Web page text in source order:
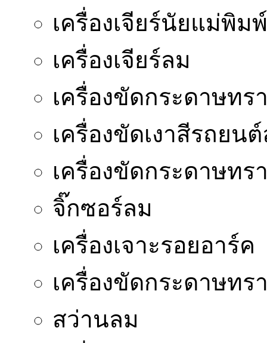
เครื่องเจียร์นัยแม่พิมพ์
เครื่องเจียร์ลม
เครื่องขัดกระดาษทร
เครื่องขัดเงาสีรถยน
เครื่องขัดกระดาษท
จิ๊กซอร์ลม
เครื่องเจาะรอยอาร์ค
เครื่องขัดกระดาษท
สว่านลม